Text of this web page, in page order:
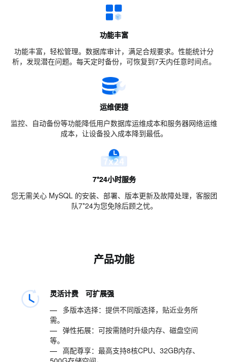
功能丰富
功能丰富，轻松管理。数据库审计，满足合规要求。性能统计分
析，发现潜在问题。每天定时备份，可恢复到7天内任意时间点。
运维便捷
监控、自动备份等功能降低用户数据库运维成本和服务器网络运维
成本，让设备投入成本降到最低。
7*24小时服务
您无需关心 MySQL 的安装、部署、版本更新及故障处理，客服团
队7*24为您免除后顾之忧。
产品功能
灵活计费 可扩展强
— 多版本选择：提供不同版选择，贴近业务所
需。
— 弹性拓展：可按需随时升级内存、磁盘空间
等。
— 高配尊享：最高支持8核CPU、32GB内存、